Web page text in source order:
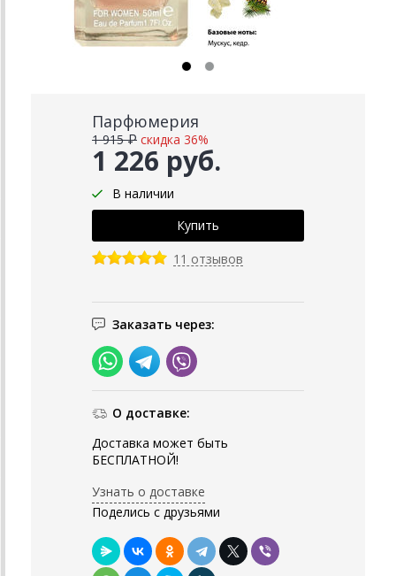
Парфюмерия
1 226 руб.
1 915 ₽ скидка 36%
В наличии
11 отзывов
Заказать через:
О доставке:
Доставка может быть
БЕСПЛАТНОЙ!
Узнать о доставке
Поделись с друзьями